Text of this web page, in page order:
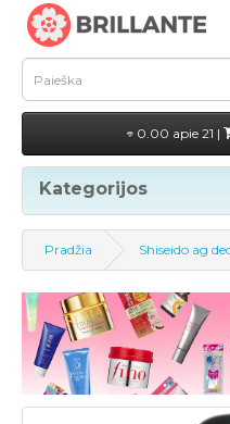
0.00 apie 21 |
Kategorijos
Pradžia Shiseido ag